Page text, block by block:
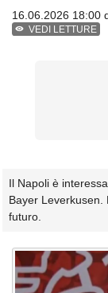
16.06.2026 18:00
VEDI LETTURE
Il Napoli è
Bayer Leverkusen.
futuro.